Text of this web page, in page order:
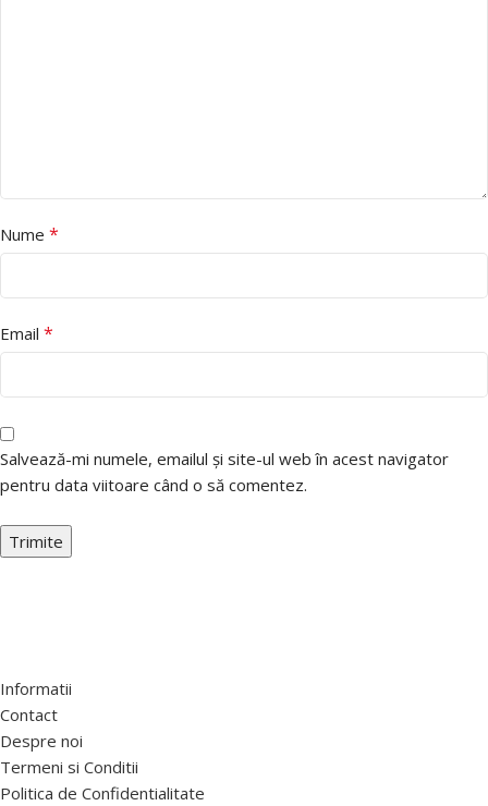
Nume *
Email *
Salvează-mi numele, emailul și site-ul web în acest navigator
pentru data viitoare când o să comentez.
Informatii
Contact
Despre noi
Termeni si Conditii
Politica de Confidentialitate